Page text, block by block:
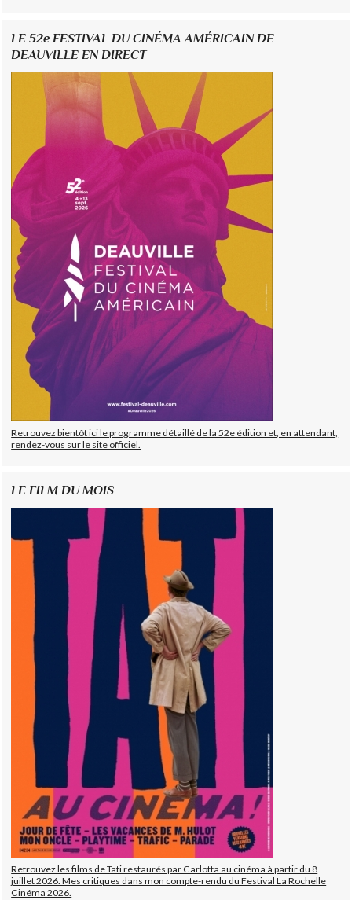
LE 52e FESTIVAL DU CINÉMA AMÉRICAIN DE
DEAUVILLE EN DIRECT
Retrouvez bientôt ici le programme détaillé de la 52e édition et, en attendant,
rendez-vous sur le site officiel.
LE FILM DU MOIS
Retrouvez les films de Tati restaurés par Carlotta au cinéma à partir du 8
juillet 2026. Mes critiques dans mon compte-rendu du Festival La Rochelle
Cinéma 2026.